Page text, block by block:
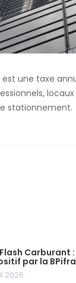
ce
qui
change
?
est une taxe
stationnement.
Carburant
par la
2026